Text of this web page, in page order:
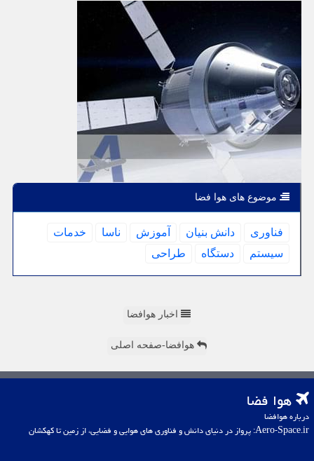
موضوع های هوا فضا
فناوری دانش بنیان آموزش ناسا
خدمات
سیستم
دستگاه طراحی
اخبار هوافضا
هوافضا-صفحه اصلی
هوا فضا
درباره هوافضا
Aero-Space.ir: پرواز در دنیای دانش و فناوری های هوایی و فضایی، از زمین تا کهکشان